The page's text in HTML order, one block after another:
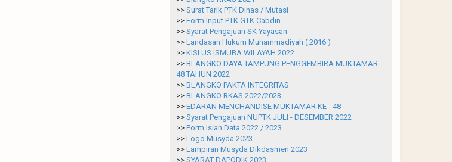
>> Surat Tarik PTK Dinas / Mutasi
>> Form Input PTK GTK Cabdin
>> Syarat Pengajuan SK Yayasan
>> Landasan Hukum Muhammadiyah ( 2016 )
>> KISI US ISMUBA WILAYAH 2022
>> BLANGKO DAYA TAMPUNG PENGGEMBIRA MUKTAMAR
48 TAHUN 2022
>> BLANGKO PAKTA INTEGRITAS
>> BLANGKO RKAS 2022/2023
>> EDARAN MENCHANDISE MUKTAMAR KE - 48
>> Syarat Pengajuan NUPTK JULI - DESEMBER 2022
>> Form Isian Data 2022 / 2023
>> Logo Musyda 2023
>> Lampiran Musyda Dikdasmen 2023
>> SYARAT DAPODIK 2023